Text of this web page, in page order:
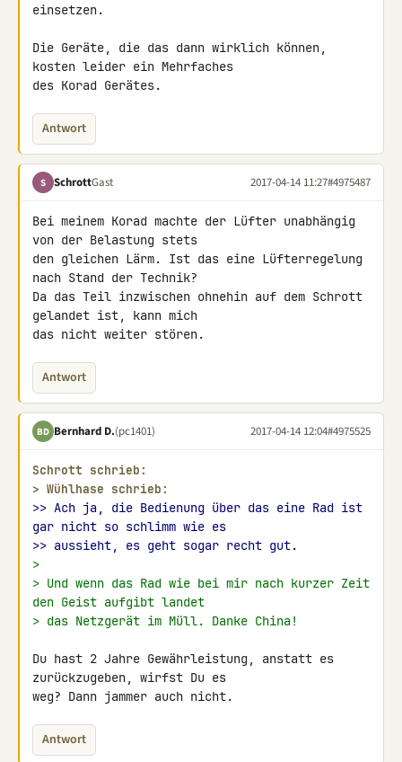
einsetzen.
Die Geräte, die das dann wirklich können,
kosten leider ein Mehrfaches
des Korad Gerätes.
Antwort
S SchrottGast 2017-04-14 11:27#4975487
Bei meinem Korad machte der Lüfter unabhängig
von der Belastung stets
den gleichen Lärm. Ist das eine Lüfterregelung
nach Stand der Technik?
Da das Teil inzwischen ohnehin auf dem Schrott
gelandet ist, kann mich
das nicht weiter stören.
Antwort
BD Bernhard D.(pc1401) 2017-04-14 12:04#4975525
Schrott schrieb:
> Wühlhase schrieb:
>> Ach ja, die Bedienung über das eine Rad ist
gar nicht so schlimm wie es
>> aussieht, es geht sogar recht gut.
>
> Und wenn das Rad wie bei mir nach kurzer Zeit
den Geist aufgibt landet
> das Netzgerät im Müll. Danke China!
Du hast 2 Jahre Gewährleistung, anstatt es
zurückzugeben, wirfst Du es
weg? Dann jammer auch nicht.
Antwort